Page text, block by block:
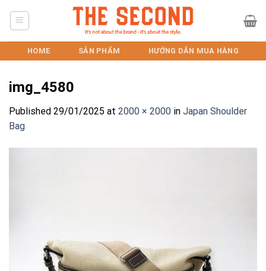
HOME SẢN PHẨM HƯỚNG DẪN MUA HÀNG
img_4580
Published 29/01/2025 at 2000 × 2000 in Japan Shoulder
Bag